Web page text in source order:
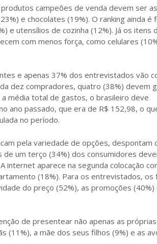
campeões de venda devem ser
e chocolates (19%). O ranking ainda é
e utensílios de cozinha (12%). Já os itens
com menos força, como celulares
e apenas 37% dos entrevistados vão
dez compradores, quatro (38%) devem
média total de gastos, o brasileiro deve
ano passado, que era de R$ 152,98, o
no período.
pela variedade de opções, despontam
um terço (34%) dos consumidores
aparece na segunda colocação
(18%). Para os entrevistados, os
do preço (52%), as promoções (40%)
de presentear não apenas as
(11%), a mãe dos seus filhos (9%) e as